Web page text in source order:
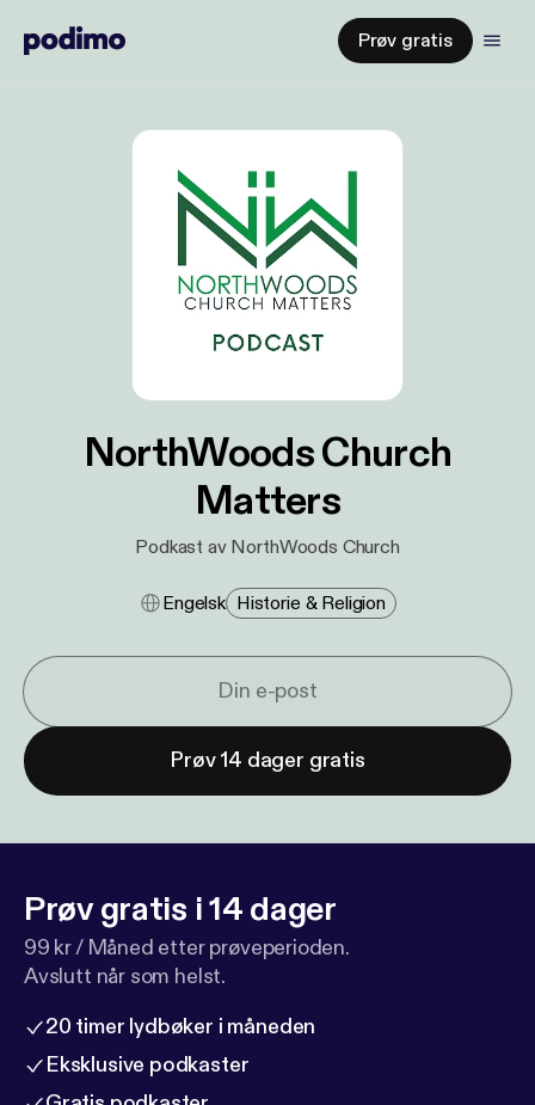
Prøv gratis
NorthWoods Church
Matters
Podkast av NorthWoods Church
Engelsk Historie & Religion
Prøv 14 dager gratis
Prøv gratis i 14 dager
99 kr / Måned etter prøveperioden.
Avslutt når som helst.
20 timer lydbøker i måneden
Eksklusive podkaster